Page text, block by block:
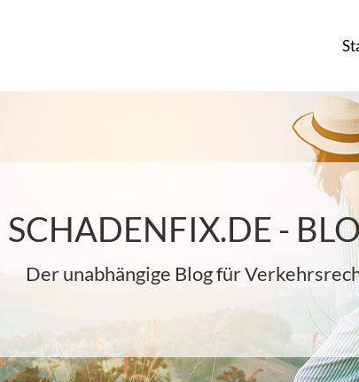
SCHADENFIX.DE -
Der unabhängige Blog für